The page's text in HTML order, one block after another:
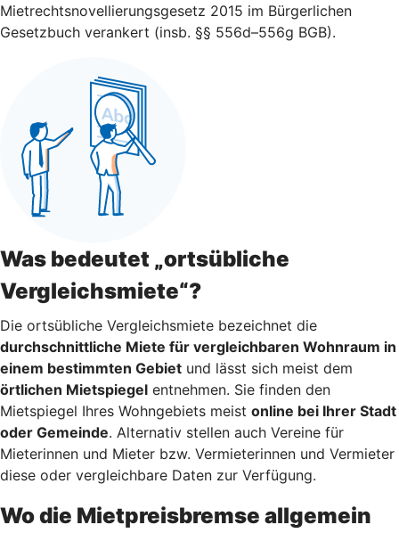
Mietrechtsnovellierungsgesetz 2015 im Bürgerlichen
Gesetzbuch verankert (insb. §§ 556d–556g BGB).
Was bedeutet „ortsübliche
Vergleichsmiete“?
Die ortsübliche Vergleichsmiete bezeichnet die
durchschnittliche Miete für vergleichbaren Wohnraum in
einem bestimmten Gebiet und lässt sich meist dem
örtlichen Mietspiegel entnehmen. Sie finden den
Mietspiegel Ihres Wohngebiets meist online bei Ihrer Stadt
oder Gemeinde. Alternativ stellen auch Vereine für
Mieterinnen und Mieter bzw. Vermieterinnen und Vermieter
diese oder vergleichbare Daten zur Verfügung.
Wo die Mietpreisbremse allgemein